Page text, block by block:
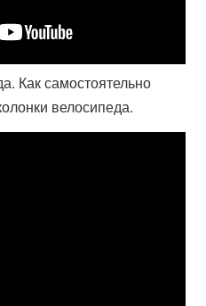
Как самостоятельно
велосипеда.